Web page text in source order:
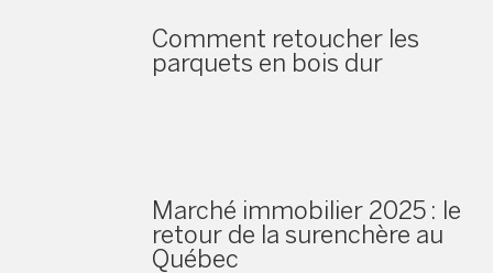
Comment retoucher les
parquets en bois dur
Marché immobilier 2025 : le
retour de la surenchère au
Québec